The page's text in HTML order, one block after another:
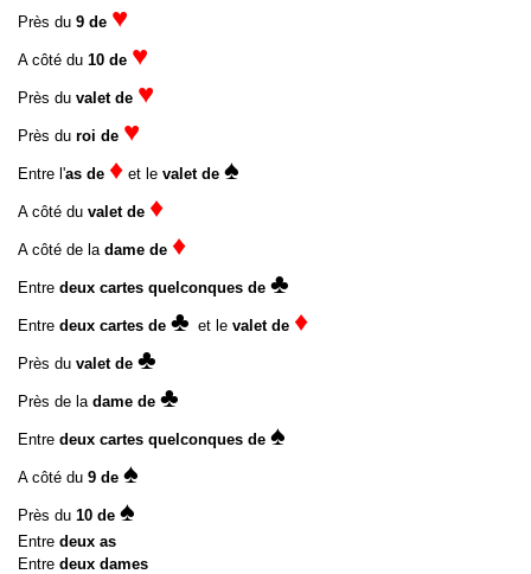
Près du 9 de ♥
A côté du 10 de ♥
Près du valet de ♥
Près du roi de ♥
Entre l'as de ♦ et le valet de ♠
A côté du valet de ♦
A côté de la dame de ♦
Entre deux cartes quelconques de ♣
Entre deux cartes de ♣ et le valet de ♦
Près du valet de ♣
Près de la dame de ♣
Entre deux cartes quelconques de ♠
A côté du 9 de ♠
Près du 10 de ♠
Entre deux as
Entre deux dames